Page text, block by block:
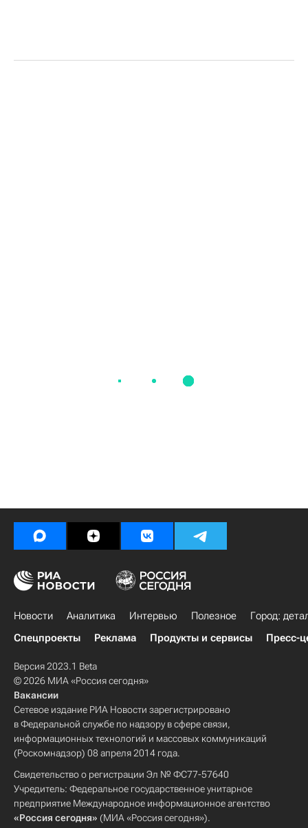
Новости Аналитика Интервью Полезное
Город:
Спецпроекты
Реклама Продукты и сервисы Пресс-
Версия 2023.1 Beta
© 2026 МИА «Россия сегодня»
Вакансии
Сетевое издание РИА Новости зарегистрировано
в Федеральной службе по надзору в сфере связи,
информационных технологий и массовых коммуникаций
(Роскомнадзор) 08 апреля 2014 года.
Свидетельство о регистрации Эл № ФС77-57640
Учредитель: Федеральное государственное унитарное
предприятие Международное информационное агентство
«Россия сегодня» (МИА «Россия сегодня»).